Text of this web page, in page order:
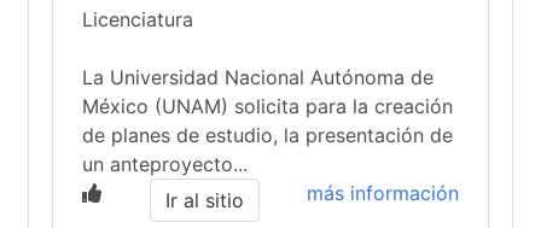
Licenciatura
La Universidad Nacional Autónoma de
México (UNAM) solicita para la creación
de planes de estudio, la presentación de
un anteproyecto...
más información
Ir al sitio